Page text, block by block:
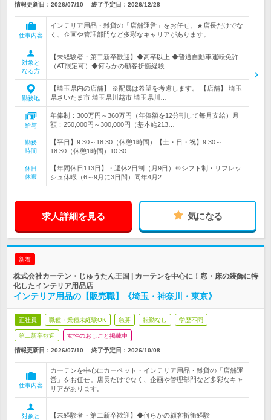
情報更新日：2026/07/10 終了予定日： 2026/12/28
仕事内容
インテリア用品・雑貨の「店舗運営」をお任せ。★店長だけでな
く、企画や管理部門など多彩なキャリアがあります。
対象と
なる方
【未経験者・第二新卒歓迎】◆高卒以上 ◆普通自動車運転免許
（AT限定可）◆何らかの顧客折衝経験
勤務地
【埼玉県内の店舗】 ※配属は希望を考慮します。 【店舗】 埼玉
県さいたま市 埼玉県川越市 埼玉県川…
給与
年俸制：300万円～360万円（年俸額を12分割して毎月支給）月
額：250,000円～300,000円（基本給213…
勤務
時間
【平日】9:30～18:30（休憩1時間）【土・日・祝】9:30～
18:30（休憩1時間）10:30…
休日
休暇
【年間休日113日】・週休2日制（月9日）※シフト制・リフレッ
シュ休暇（6～9月に3日間）同年4月2…
求人詳細を見る 気になる
新着
株式会社カーテン・じゅうたん王国 | カーテンを中心に！窓・床の装飾に特
化したインテリア用品店
インテリア用品の【販売職】《埼玉・神奈川・東京》
正社員 職種・業種未経験OK 急募 転勤なし 学歴不問
第二新卒歓迎 女性のおしごと掲載中
情報更新日：2026/07/10 終了予定日： 2026/10/08
仕事内容
カーテンを中心にカーペット・インテリア用品・雑貨の「店舗運
営」をお任せ。店長だけでなく、企画や管理部門など多彩なキャ
リアがあります。
対象と
【未経験者・第二新卒歓迎】◆何らかの顧客折衝経験